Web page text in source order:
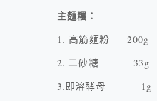
主麵糰：
1. 高筋麵粉 200g
2. 二砂糖
33g
3.即溶酵母 1g